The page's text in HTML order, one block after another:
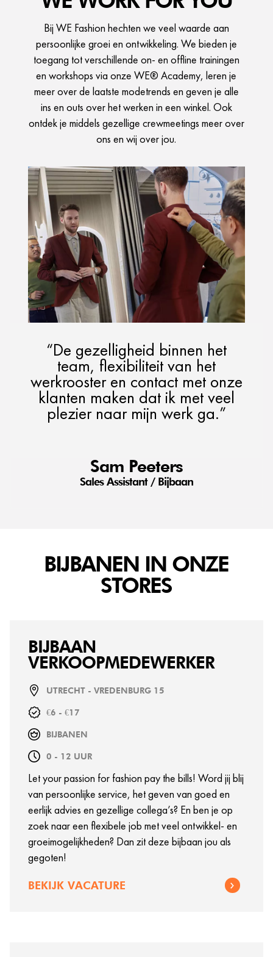
Bij WE Fashion hechten we veel waarde aan
persoonlijke groei en ontwikkeling. We bieden je
toegang tot verschillende on- en offline trainingen
en workshops via onze WE® Academy, leren je
meer over de laatste modetrends en geven je alle
ins en outs over het werken in een winkel. Ook
ontdek je middels gezellige crewmeetings meer over
ons en wij over jou.
“De gezelligheid binnen het
team, flexibiliteit van het
werkrooster en contact met onze
klanten maken dat ik met veel
plezier naar mijn werk ga.”
Sam Peeters
Sales Assistant / Bijbaan
BIJBANEN IN ONZE
STORES
BIJBAAN
VERKOOPMEDEWERKER
UTRECHT - VREDENBURG 15
€6 - €17
BIJBANEN
0 - 12 UUR
Let your passion for fashion pay the bills! Word jij blij
van persoonlijke service, het geven van goed en
eerlijk advies en gezellige collega’s? En ben je op
zoek naar een flexibele job met veel ontwikkel- en
groeimogelijkheden? Dan zit deze bijbaan jou als
gegoten!
BEKIJK VACATURE